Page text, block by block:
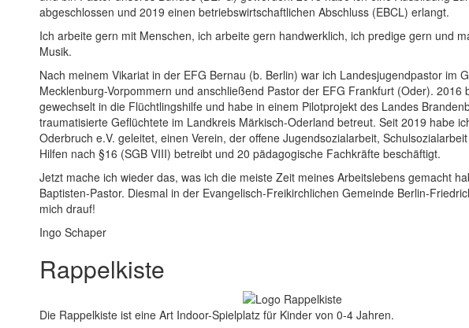
abgeschlossen und 2019 einen betriebswirtschaftlichen Abschluss (EBCL) erlangt.
Ich arbeite gern mit Menschen, ich arbeite gern handwerklich, ich predige gern und
Musik.
Nach meinem Vikariat in der EFG Bernau (b. Berlin) war ich Landesjugendpastor im
Mecklenburg-Vorpommern und anschließend Pastor der EFG Frankfurt (Oder). 2016
gewechselt in die Flüchtlingshilfe und habe in einem Pilotprojekt des Landes
traumatisierte Geflüchtete im Landkreis Märkisch-Oderland betreut. Seit 2019 habe
Oderbruch e.V. geleitet, einen Verein, der offene Jugendsozialarbeit,
Hilfen nach §16 (SGB VIII) betreibt und 20 pädagogische Fachkräfte beschäftigt.
Jetzt mache ich wieder das, was ich die meiste Zeit meines Arbeitslebens gemacht
Baptisten-Pastor. Diesmal in der Evangelisch-Freikirchlichen Gemeinde Berlin-
mich drauf!
Ingo Schaper
Rappelkiste
Die Rappelkiste ist eine Art Indoor-Spielplatz für Kinder von 0-4 Jahren.